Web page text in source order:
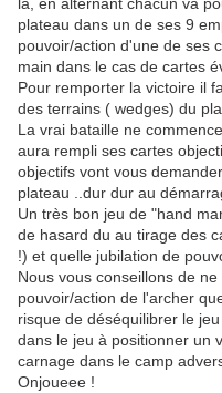
plateau dans un de ses 9
pouvoir/action d'une de ses
main dans le cas de cartes
Pour remporter la victoire il
des terrains ( wedges) du
La vrai bataille ne
aura rempli ses cartes
objectifs vont vous
plateau ..dur dur au
Un très bon jeu de "hand
de hasard du au tirage des
!) et quelle jubilation de
Nous vous conseillons de
pouvoir/action de l'archer
risque de déséquilibrer le
dans le jeu à positionner un
carnage dans le camp
Onjoueee !